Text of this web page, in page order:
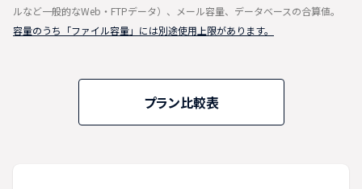
ルなど一般的なWeb・FTPデータ）、メール容量、データベースの合算値。
容量のうち「ファイル容量」には別途使用上限があります。
プラン比較表